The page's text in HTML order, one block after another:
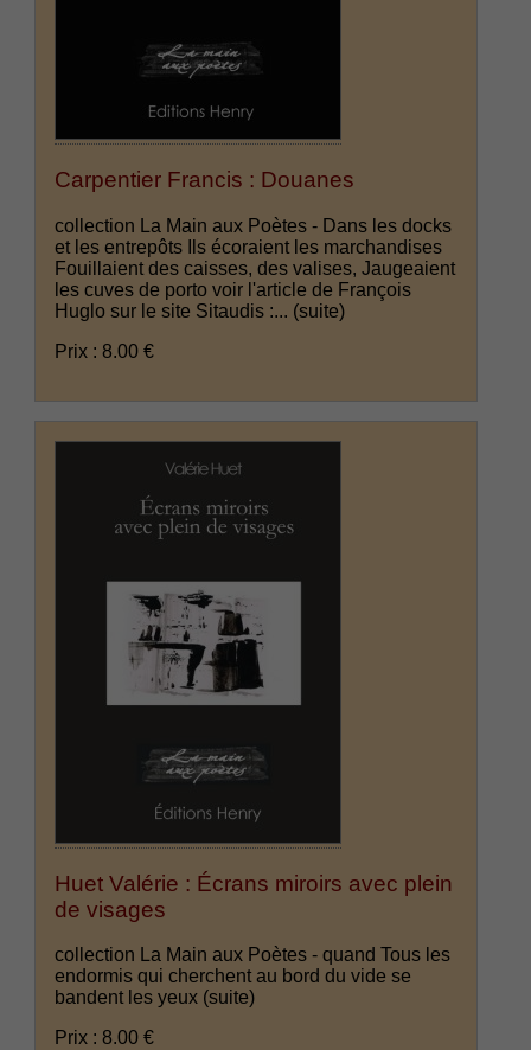
Carpentier Francis : Douanes
collection La Main aux Poètes - Dans les docks
et les entrepôts Ils écoraient les marchandises
Fouillaient des caisses, des valises, Jaugeaient
les cuves de porto voir l'article de François
Huglo sur le site Sitaudis :... (suite)
Prix : 8.00 €
Huet Valérie : Écrans miroirs avec plein
de visages
collection La Main aux Poètes - quand Tous les
endormis qui cherchent au bord du vide se
bandent les yeux (suite)
Prix : 8.00 €